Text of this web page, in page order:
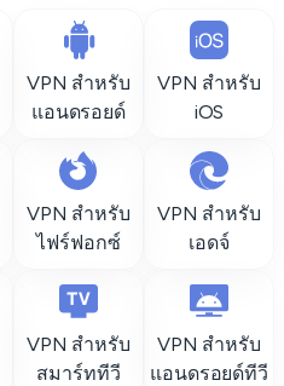
VPN สำหรับ
แอนดรอยด์
VPN สำหรับ
iOS
VPN สำหรับ
ไฟร์ฟอกซ์
VPN สำหรับ
เอดจ์
VPN สำหรับ
สมาร์ททีวี
VPN สำหรับ
แอนดรอยด์ทีวี